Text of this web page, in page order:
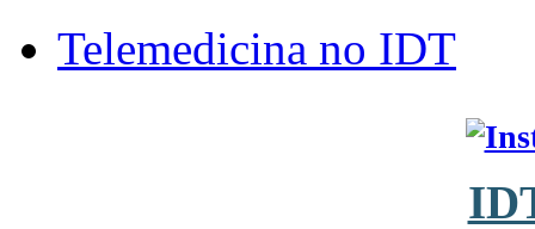
Telemedicina no IDT